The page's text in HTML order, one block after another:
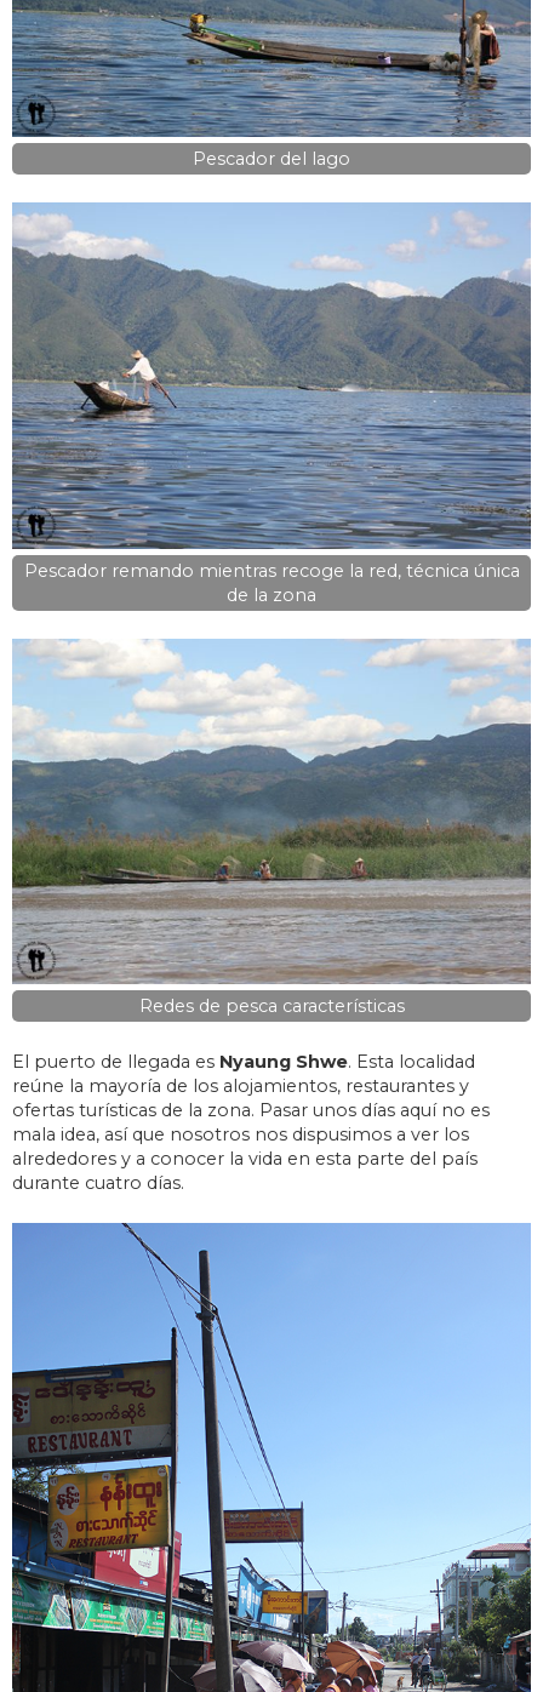
Pescador del lago
Pescador remando mientras recoge la red, técnica única
de la zona
Redes de pesca características
El puerto de llegada es Nyaung Shwe. Esta localidad
reúne la mayoría de los alojamientos, restaurantes y
ofertas turísticas de la zona. Pasar unos días aquí no es
mala idea, así que nosotros nos dispusimos a ver los
alrededores y a conocer la vida en esta parte del país
durante cuatro días.